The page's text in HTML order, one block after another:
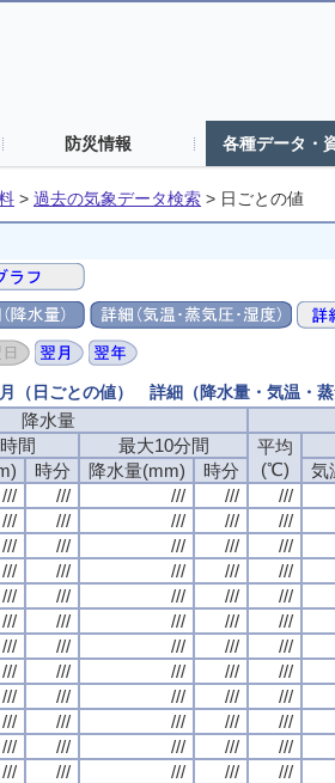
防災情報 各種データ・
> 過去の気象データ検索 > 日ごとの値
（日ごとの値） 詳細（降水量・気温・蒸
降水量
間 最大10分間
平均
(℃)
時分 降水量(mm) 時分
気
/// /// /// ///
///
/// /// /// ///
///
/// /// /// ///
///
/// /// /// ///
///
/// /// /// ///
///
/// /// /// ///
///
/// /// /// ///
///
/// /// /// ///
///
/// /// /// ///
///
/// /// /// ///
///
/// /// /// ///
///
/// /// /// ///
///